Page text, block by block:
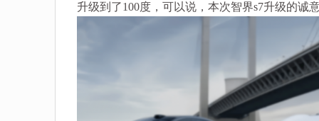
升级到了100度，可以说，本次智界s7升级的诚